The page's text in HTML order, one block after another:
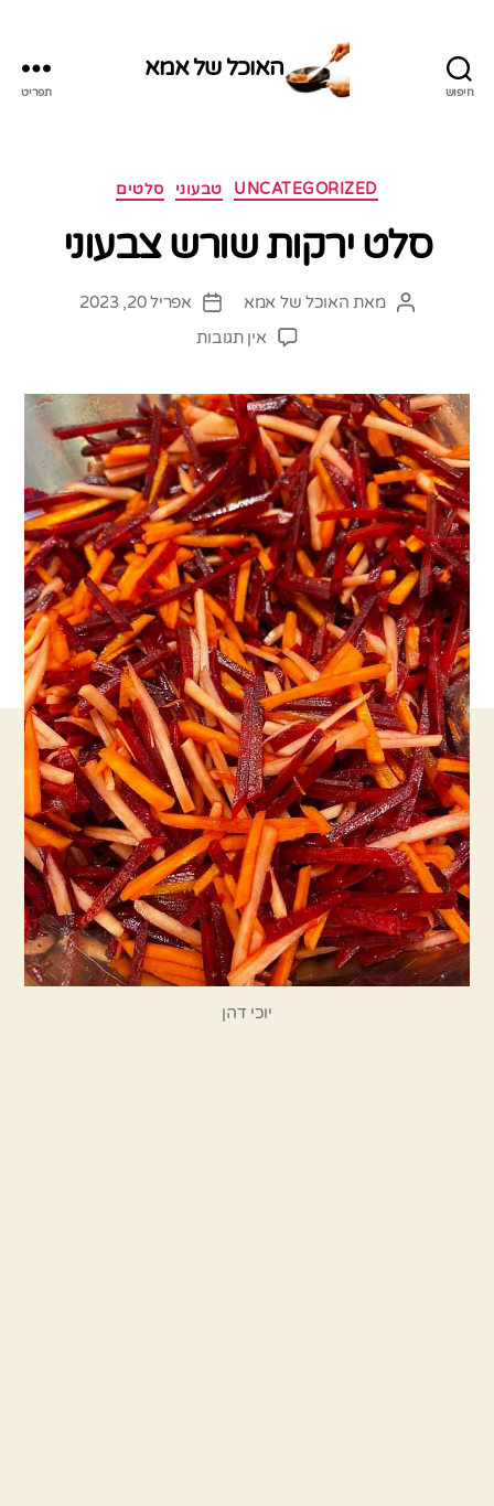
חיפוש
האוכל של אמא
תפריט
קטגוריותUNCATEGORIZED טבעוני סלטים
סלט ירקות שורש צבעוני
המחבר
מאת האוכל של אמא
תאריךאפריל 20, 2023
אין תגובותעל
שורש
צבעוני
יוכי דהן